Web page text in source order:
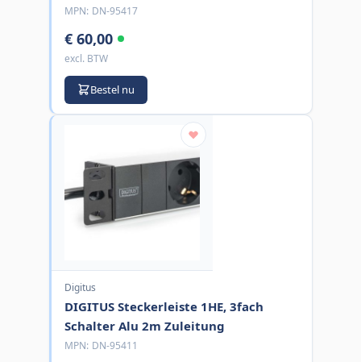
MPN: DN-95417
€ 60,00
excl. BTW
Bestel nu
Digitus
DIGITUS Steckerleiste 1HE, 3fach
Schalter Alu 2m Zuleitung
MPN: DN-95411